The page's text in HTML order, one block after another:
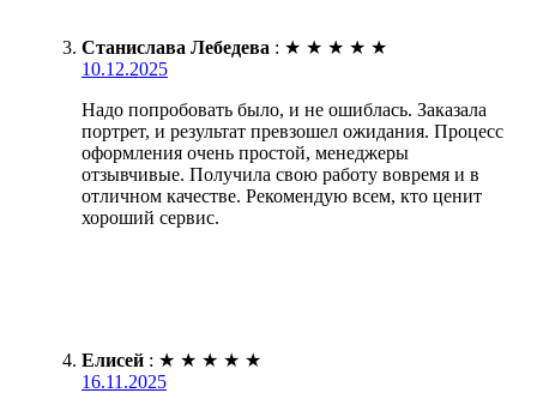
Станислава Лебедева : ★ ★ ★ ★ ★
10.12.2025
Надо попробовать было, и не ошиблась. Заказала
портрет, и результат превзошел ожидания. Процесс
оформления очень простой, менеджеры
отзывчивые. Получила свою работу вовремя и в
отличном качестве. Рекомендую всем, кто ценит
хороший сервис.
Елисей : ★ ★ ★ ★ ★
16.11.2025